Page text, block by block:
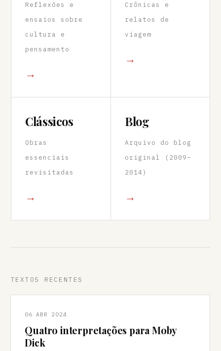
Reflexões e
ensaios sobre
cultura e
pensamento
→
Crônicas e
relatos de
viagem
→
Clássicos
Obras
essenciais
revisitadas
→
Blog
Arquivo do blog
original (2009–
2014)
→
TEXTOS RECENTES
06 ABR 2024
Quatro interpretações para Moby
Dick